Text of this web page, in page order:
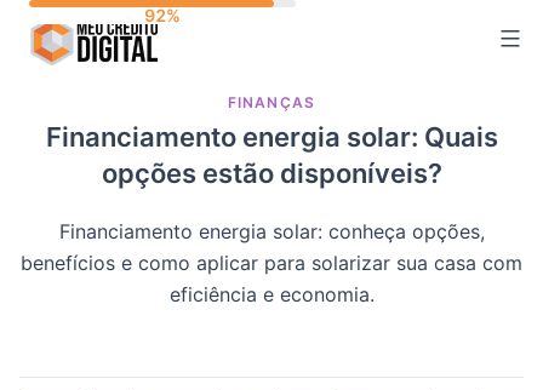
FINANÇAS
Financiamento energia solar: Quais
opções estão disponíveis?
Financiamento energia solar: conheça opções,
benefícios e como aplicar para solarizar sua casa com
eficiência e economia.